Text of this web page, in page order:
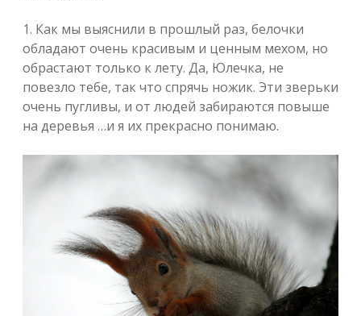
1. Как мы выяснили в прошлый раз, белочки
обладают очень красивым и ценным мехом, но
обрастают только к лету. Да, Юлечка, не
повезло тебе, так что спрячь ножик. Эти зверьки
очень пугливы, и от людей забираются повыше
на деревья …и я их прекрасно понимаю.